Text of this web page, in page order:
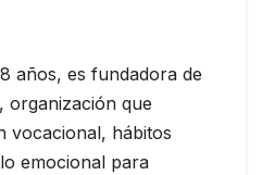
años, es fundadora de
organización que
vocacional, hábitos
emocional para